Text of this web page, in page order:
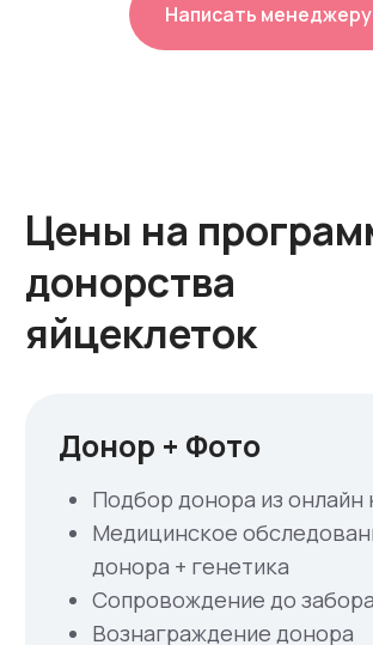
Написать менеджеру